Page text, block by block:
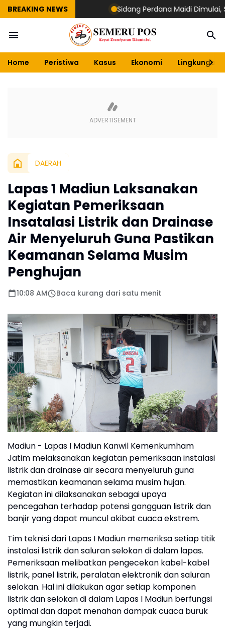
BREAKING NEWS Sidang Perdana Maidi Dimulai,
Home Peristiwa Kasus Ekonomi Lingkungan
DAERAH
Lapas 1 Madiun Laksanakan
Kegiatan Pemeriksaan
Insatalasi Listrik dan Drainase
Air Menyeluruh Guna Pastikan
Keamanan Selama Musim
Penghujan
10:08 AM Baca kurang dari satu menit
Madiun - Lapas I Madiun Kanwil Kemenkumham
Jatim melaksanakan kegiatan pemeriksaan instalasi
listrik dan drainase air secara menyeluruh guna
memastikan keamanan selama musim hujan.
Kegiatan ini dilaksanakan sebagai upaya
pencegahan terhadap potensi gangguan listrik dan
banjir yang dapat muncul akibat cuaca ekstrem.
Tim teknisi dari Lapas I Madiun memeriksa setiap titik
instalasi listrik dan saluran selokan di dalam lapas.
Pemeriksaan melibatkan pengecekan kabel-kabel
listrik, panel listrik, peralatan elektronik dan saluran
selokan. Hal ini dilakukan agar setiap komponen
listrik dan selokan di dalam Lapas I Madiun berfungsi
optimal dan dapat menahan dampak cuaca buruk
yang mungkin terjadi.